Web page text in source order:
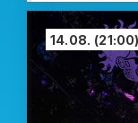
14.08. (21:00)